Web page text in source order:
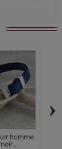
homme
›